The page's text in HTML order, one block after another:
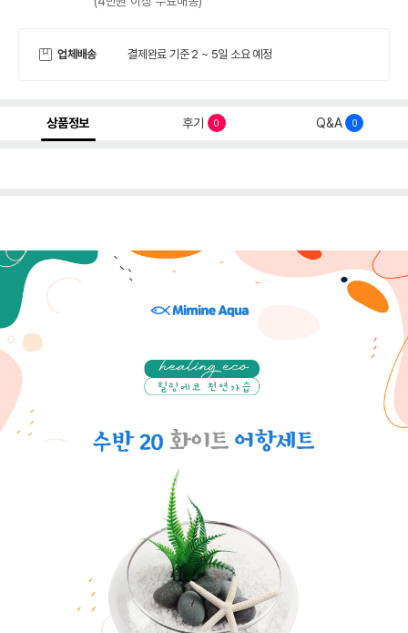
업체배송 결제완료 기준 2 ~ 5일 소요 예정
상품정보 후기 0 Q&A 0